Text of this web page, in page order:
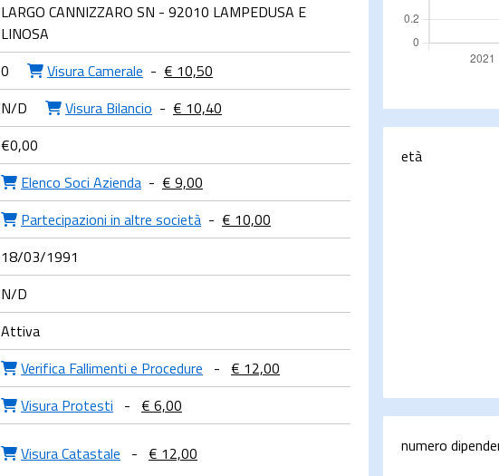
LARGO CANNIZZARO SN - 92010 LAMPEDUSA E
LINOSA
0 Visura Camerale - € 10,50
N/D Visura Bilancio - € 10,40
€0,00
Elenco Soci Azienda - € 9,00
Partecipazioni in altre società - € 10,00
18/03/1991
N/D
Attiva
Verifica Fallimenti e Procedure - € 12,00
Visura Protesti - € 6,00
Visura Catastale - € 12,00
età
numero